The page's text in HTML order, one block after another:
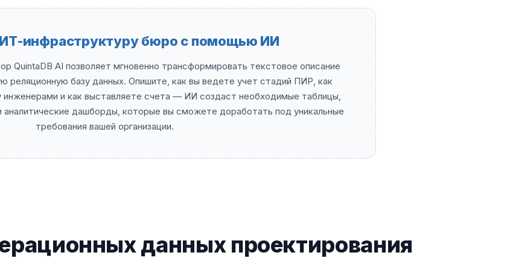
инфраструктуру бюро с помощью ИИ
QuintaDB AI позволяет мгновенно трансформировать текстовое описание
реляционную базу данных. Опишите, как вы ведете учет стадий ПИР, как
и как выставляете счета — ИИ создаст необходимые таблицы,
аналитические дашборды, которые вы сможете доработать под уникальные
требования вашей организации.
данных проектирования